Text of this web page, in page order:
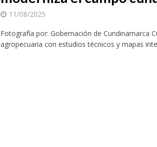
11/08/2025
Fotografía por: Gobernación de Cundinamarca
agropecuaria con estudios técnicos y mapas